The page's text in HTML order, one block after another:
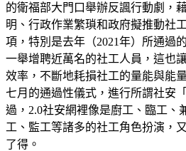
的衛福部大門口舉辦反諷行動劇，
明、行政作業繁瑣和政府擬推動社
項，特別是去年（2021年）所通過
一舉增聘近萬名的社工人員，這也
效率，不斷地耗損社工的量能與能
七月的通過性儀式，進行所謂社安
過，2.0社安網裡像是廚工、臨工、
工、監工等諸多的社工角色扮演，
了得。